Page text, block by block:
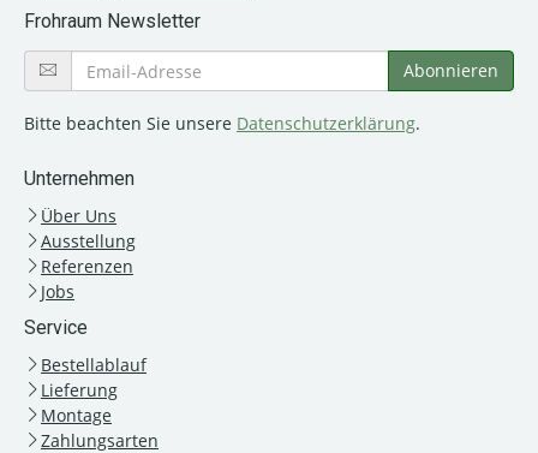
Frohraum Newsletter
Bitte beachten Sie unsere Datenschutzerklärung.
Unternehmen
Über Uns
Ausstellung
Referenzen
Jobs
Service
Bestellablauf
Lieferung
Montage
Zahlungsarten